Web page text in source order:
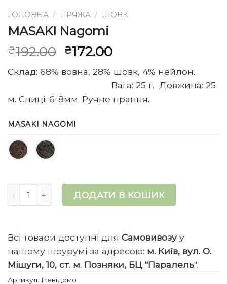
ГОЛОВНА / ПРЯЖА / ШОВК
MASAKI Nagomi
₴192.00 Оригінальна
₴192.00.
₴172.00Поточна
₴172.00.
Склад: 68% вовна, 28% шовк, 4% нейлон.
Вага: 25 г. Довжина: 25
м. Спиці: 6-8мм. Ручне прання.
MASAKI NAGOMI
MASAKI Nagomi кількість
ДОДАТИ В КОШИК
Всі товари доступні для Самовивозуу
нашому шоурумі за адресою: м. Київ, вул. О.
Мішуги, 10, ст. м. Позняки, БЦ "Паралель".
Артикул: Невідомо